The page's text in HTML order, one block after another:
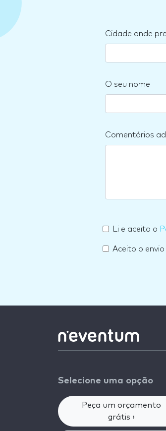
Cidade onde
O seu nome
Comentários
Li e aceito o
Aceito o
Selecione uma opção
Peça um orçamento
grátis ›